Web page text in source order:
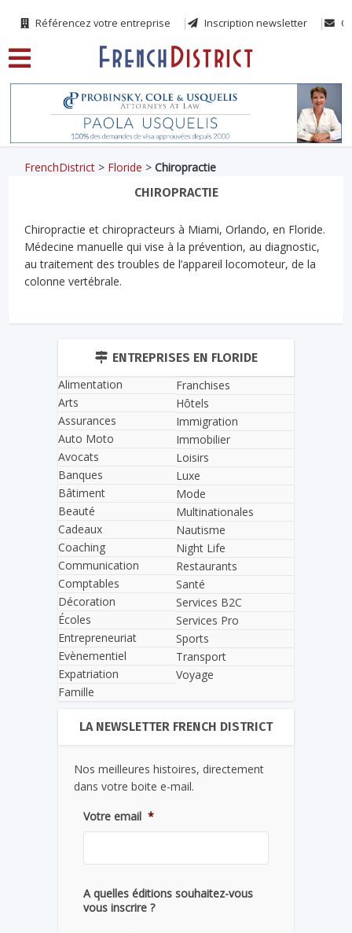
Référencez votre entreprise Inscription newsletter
FrenchDistrict > Floride >Chiropractie
CHIROPRACTIE
Chiropractie et chiropracteurs à Miami, Orlando, en Floride.
Médecine manuelle qui vise à la prévention, au diagnostic,
au traitement des troubles de l’appareil locomoteur, de la
colonne vertébrale.
ENTREPRISES EN FLORIDE
Alimentation
Arts
Assurances
Auto Moto
Avocats
Banques
Bâtiment
Beauté
Cadeaux
Coaching
Communication
Comptables
Décoration
Écoles
Entrepreneuriat
Evènementiel
Expatriation
Famille
Franchises
Hôtels
Immigration
Immobilier
Loisirs
Luxe
Mode
Multinationales
Nautisme
Night Life
Restaurants
Santé
Services B2C
Services Pro
Sports
Transport
Voyage
LA NEWSLETTER FRENCH DISTRICT
Nos meilleures histoires, directement
dans votre boite e-mail.
Votre email *
A quelles éditions souhaitez-vous
vous inscrire ?